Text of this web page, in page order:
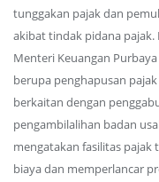
tunggakan pajak dan
akibat tindak pidana pajak.
Menteri Keuangan
berupa penghapusan
berkaitan dengan
pengambilalihan badan
mengatakan fasilitas
biaya dan memperlancar